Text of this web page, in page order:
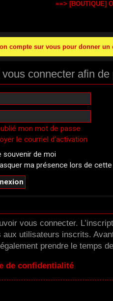
==> [BOUTIQUE]
compte sur vous pour donner
connecter afin
mon mot de passe
le courriel d’activation
souvenir de moi
ma présence lors de
vous connecter.
utilisateurs inscrits.
prendre le temps
de confidentialité